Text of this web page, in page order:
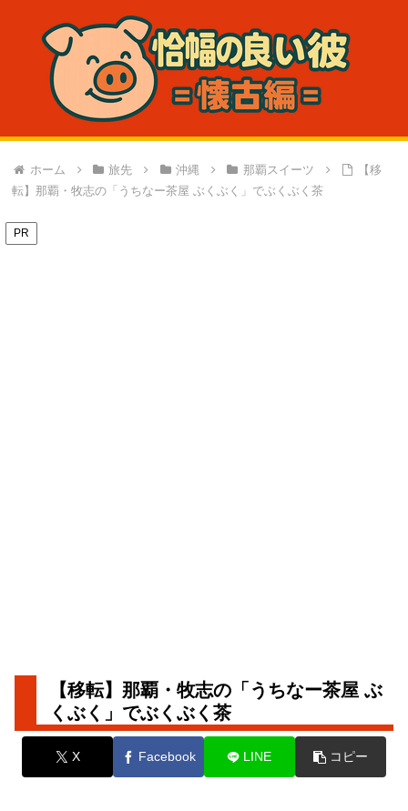
ホーム 旅先 沖縄 那覇スイーツ
【移
転】那覇・牧志の「うちなー茶屋 ぶくぶく」でぶくぶく茶
PR
【移転】那覇・牧志の「うちなー茶屋 ぶ
くぶく」でぶくぶく茶
X Facebook LINE コピー